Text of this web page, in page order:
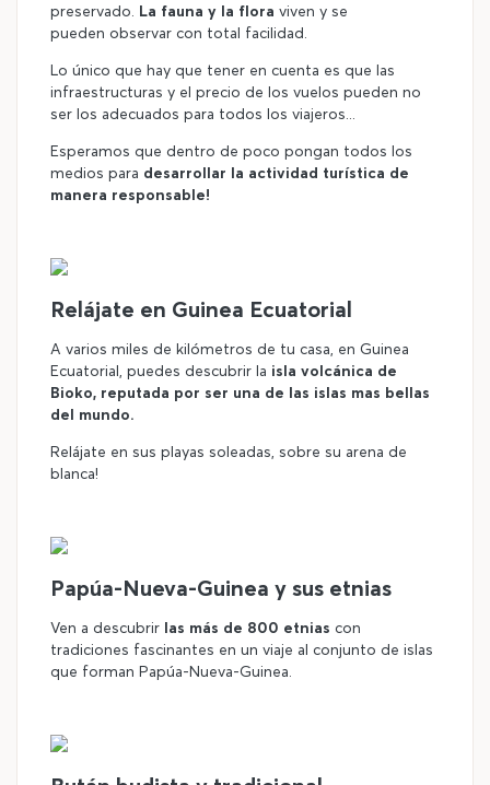
preservado. La fauna y la flora viven y se
pueden observar con total facilidad.
Lo único que hay que tener en cuenta es que las
infraestructuras y el precio de los vuelos pueden no
ser los adecuados para todos los viajeros...
Esperamos que dentro de poco pongan todos los
medios para desarrollar la actividad turística de
manera responsable!
Relájate en Guinea Ecuatorial
A varios miles de kilómetros de tu casa, en Guinea
Ecuatorial, puedes descubrir la isla volcánica de
Bioko, reputada por ser una de las islas mas bellas
del mundo.
Relájate en sus playas soleadas, sobre su arena de
blanca!
Papúa-Nueva-Guinea y sus etnias
Ven a descubrir las más de 800 etnias con
tradiciones fascinantes en un viaje al conjunto de islas
que forman Papúa-Nueva-Guinea.